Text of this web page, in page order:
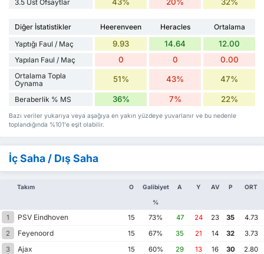
3.5 Üst Ofsaytlar
Diğer İstatistikler Heerenveen Heracles
Ortalama
Yaptığı Faul / Maç
9.93 14.64 12.00
Yapılan Faul / Maç 0 0 0.00
Ortalama Topla
Oynama
51% 43% 47%
Beraberlik % MS 36% 7% 22%
Bazı veriler yukarıya veya aşağıya en yakın yüzdeye yuvarlanır ve bu nedenle
toplandığında %101'e eşit olabilir.
İç Saha / Dış Saha
Takım O Galibiyet
%
A Y AV P ORT
1 PSV Eindhoven 15 73% 47 24 23 35
4.73
2
Feyenoord 15 67% 35 21 14 32
3.73
3
Ajax 15 60% 29 13 16 30
2.80